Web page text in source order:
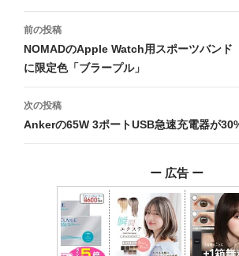
投
稿
ナ
ビ
ゲ
前の投稿
NOMADのApple Watch用スポーツバンド
に限定色「ブラープル」
次の投稿
Ankerの65W 3ポートUSB急速充電器が
ー 広告 ー